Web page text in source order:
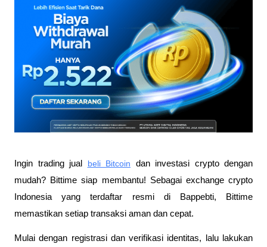
Ingin trading jual beli Bitcoin dan investasi crypto dengan
mudah? Bittime siap membantu! Sebagai exchange crypto
Indonesia yang terdaftar resmi di Bappebti, Bittime
memastikan setiap transaksi aman dan cepat.
Mulai dengan registrasi dan verifikasi identitas, lalu lakukan